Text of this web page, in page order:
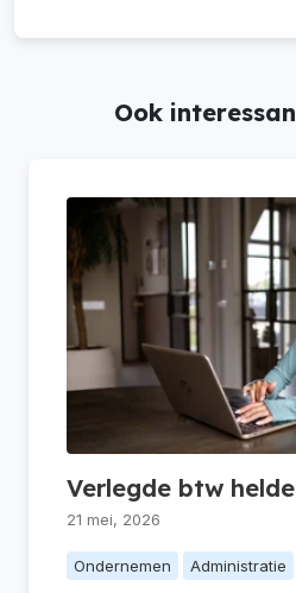
Ook
Verlegde btw
21 mei, 2026
Ondernemen Administratie